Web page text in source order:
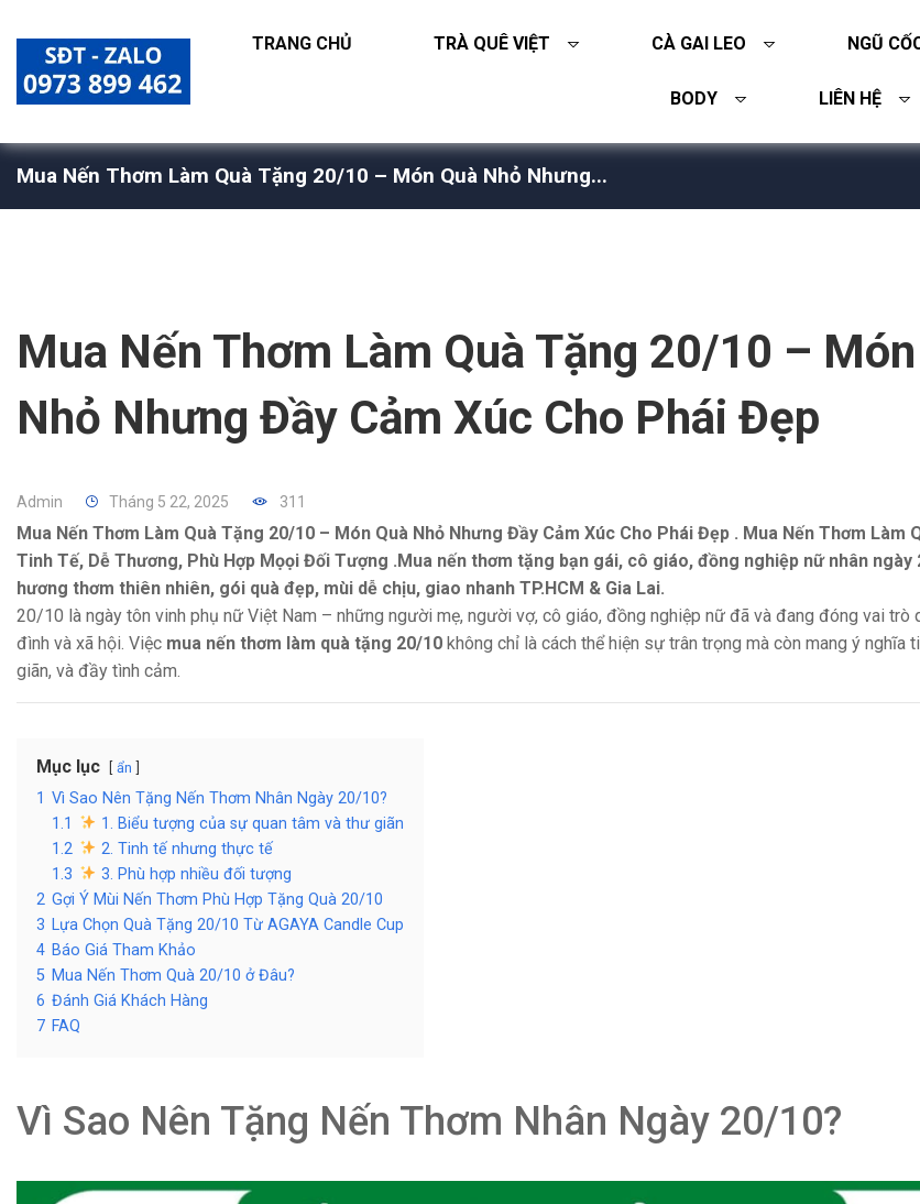
TRANG CHỦ TRÀ QUÊ VIỆT CÀ GAI LEO NGŨ
BODY LIÊN HỆ
Mua Nến Thơm Làm Quà Tặng 20/10 – Món Quà Nhỏ Nhưng...
Mua Nến Thơm Làm Quà Tặng 20/10 –
Nhỏ Nhưng Đầy Cảm Xúc Cho Phái Đẹp
Admin Tháng 5 22, 2025 311
Mua Nến Thơm Làm Quà Tặng 20/10 – Món Quà Nhỏ Nhưng Đầy Cảm Xúc Cho Phái Đẹp . Mua Nến Thơm Làm
Tinh Tế, Dễ Thương, Phù Hợp Mọọi Đối Tượng .Mua nến thơm tặng bạn gái, cô giáo, đồng nghiệp nữ nhân ngày
hương thơm thiên nhiên, gói quà đẹp, mùi dễ chịu, giao nhanh TP.HCM & Gia Lai.
20/10 là ngày tôn vinh phụ nữ Việt Nam – những người mẹ, người vợ, cô giáo, đồng nghiệp nữ đã và đang đóng vai trò
đình và xã hội. Việc mua nến thơm làm quà tặng 20/10 không chỉ là cách thể hiện sự trân trọng mà còn mang ý nghĩa
giãn, và đầy tình cảm.
Mục lục ẩn
1 Vì Sao Nên Tặng Nến Thơm Nhân Ngày 20/10?
1.1
1. Biểu tượng của sự quan tâm và thư giãn
1.2
2. Tinh tế nhưng thực tế
1.3
3. Phù hợp nhiều đối tượng
2 Gợi Ý Mùi Nến Thơm Phù Hợp Tặng Quà 20/10
3 Lựa Chọn Quà Tặng 20/10 Từ AGAYA Candle Cup
4 Báo Giá Tham Khảo
5 Mua Nến Thơm Quà 20/10 ở Đâu?
6 Đánh Giá Khách Hàng
7 FAQ
Vì Sao Nên Tặng Nến Thơm Nhân Ngày 20/10?